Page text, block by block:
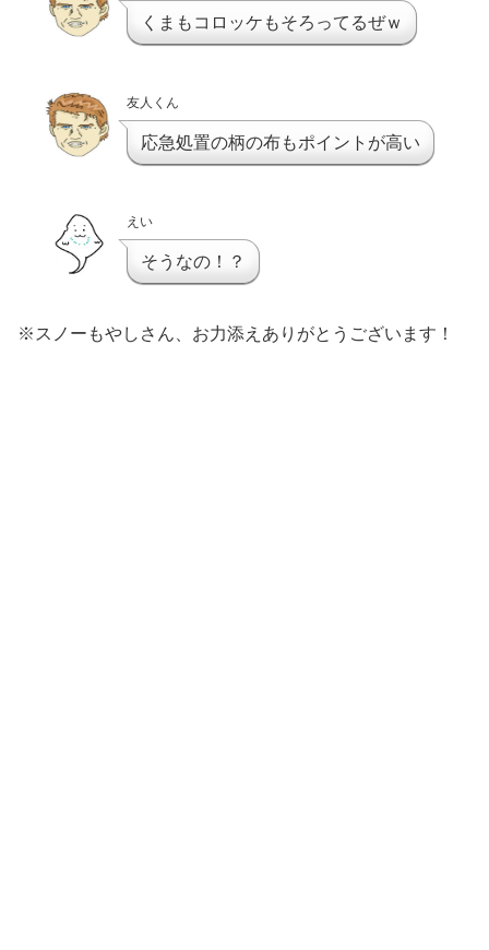
くまもコロッケもそろってるぜｗ
友人くん
応急処置の柄の布もポイントが高い
えい
そうなの！？
※スノーもやしさん、お力添えありがとうございます！